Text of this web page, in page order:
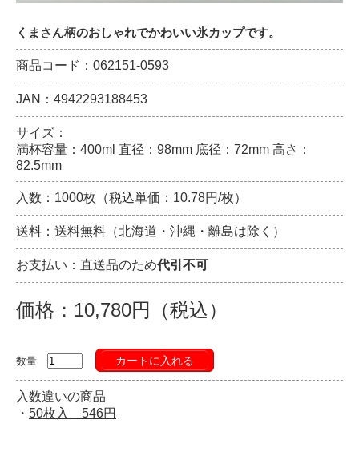
くまさん柄のおしゃれでかわいい氷カップです。
商品コード：062151-0593
JAN：4942293188453
サイズ：
満杯容量：400ml 直径：98mm 底径：72mm 高さ：
82.5mm
入数：1000枚（税込単価：10.78円/枚）
送料：送料無料（北海道・沖縄・離島は除く）
お支払い：直送品のため代引不可
価格：10,780円（税込）
数量 カートに入れる
入数違いの商品
・ 50枚入 546円